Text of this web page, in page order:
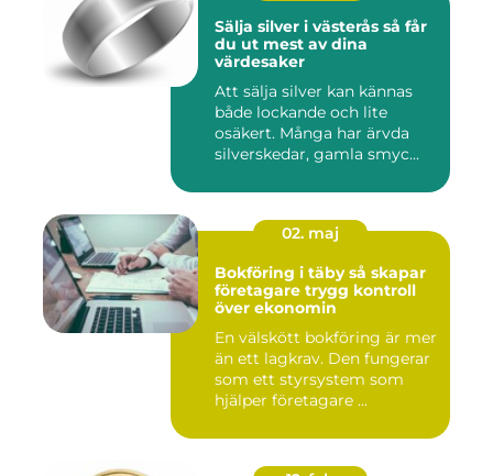
Sälja silver i västerås så får
du ut mest av dina
värdesaker
Att sälja silver kan kännas
både lockande och lite
osäkert. Många har ärvda
silverskedar, gamla smyc...
02. maj
Bokföring i täby så skapar
företagare trygg kontroll
över ekonomin
En välskött bokföring är mer
än ett lagkrav. Den fungerar
som ett styrsystem som
hjälper företagare ...